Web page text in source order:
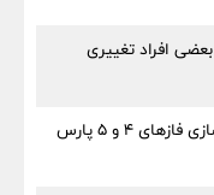
افراد تغییری
بانک تجارت، تأمین‌کننده مالی پروژه بازسازی فازهای ۴ و ۵ پارس